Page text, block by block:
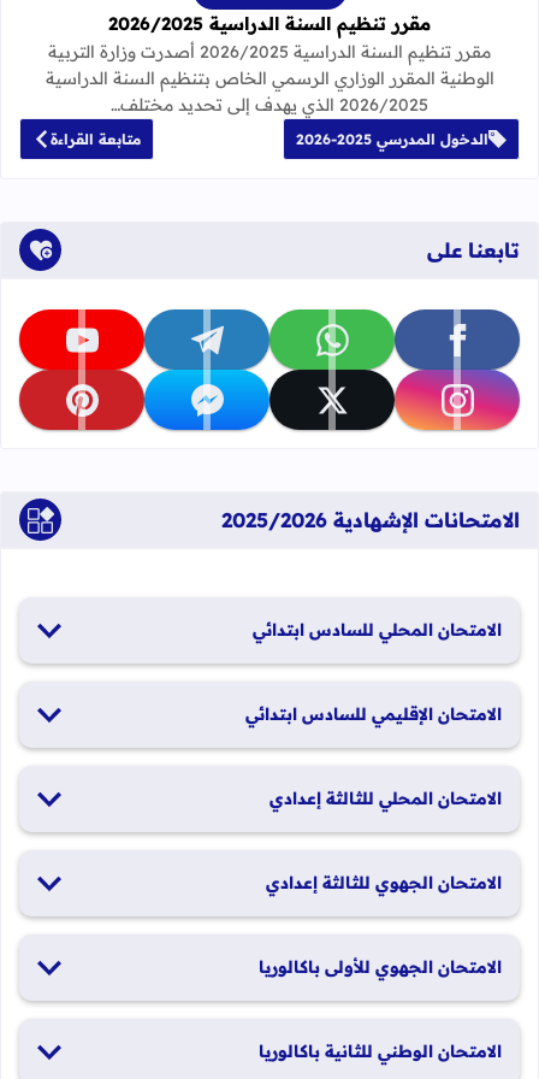
مقرر تنظيم السنة الدراسية 2026/2025
مقرر تنظيم السنة الدراسية 2026/2025 أصدرت وزارة التربية
الوطنية المقرر الوزاري الرسمي الخاص بتنظيم السنة الدراسية
2026/2025 الذي يهدف إلى تحديد مختلف…
الدخول المدرسي 2025-2026 متابعة القراءة
تابعنا على
تابعنا على facebook تابعنا على whatsapp تابعنا على telegram تابعنا على youtube
تابعنا على instagram تابعنا على x تابعنا على messenger تابعنا على pinterest
الامتحانات الإشهادية 2025/2026
الامتحان المحلي للسادس ابتدائي
الامتحان الإقليمي للسادس ابتدائي
الامتحان المحلي للثالثة إعدادي
الامتحان الجهوي للثالثة إعدادي
الامتحان الجهوي للأولى باكالوريا
2026
الامتحان الوطني للثانية باكالوريا